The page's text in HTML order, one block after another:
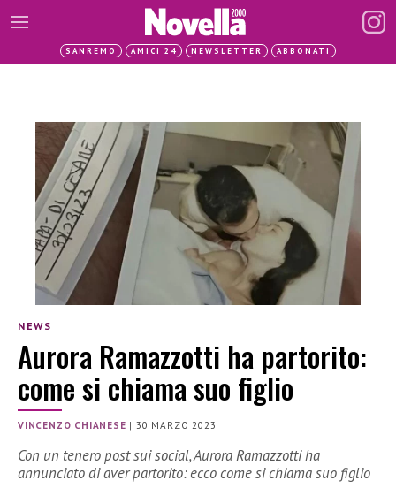
SANREMO AMICI 24 NEWSLETTER ABBONATI
NEWS
Aurora Ramazzotti ha partorito:
come si chiama suo figlio
VINCENZO CHIANESE |30 MARZO 2023
Con un tenero post sui social, Aurora Ramazzotti ha
annunciato di aver partorito: ecco come si chiama suo figlio